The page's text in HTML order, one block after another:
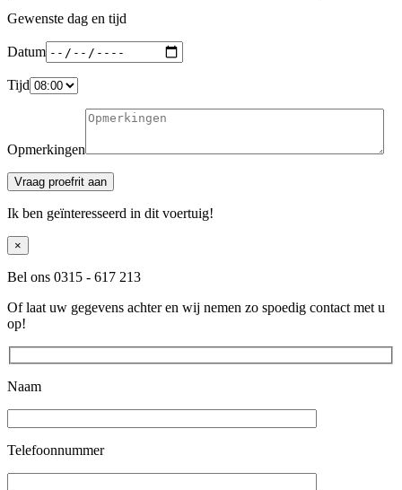
Gewenste dag en tijd
Datum
Tijd
Opmerkingen
Ik ben geïnteresseerd in dit voertuig!
×
Bel ons 0315 - 617 213
Of laat uw gegevens achter en wij nemen zo spoedig contact met u
op!
Naam
Telefoonnummer